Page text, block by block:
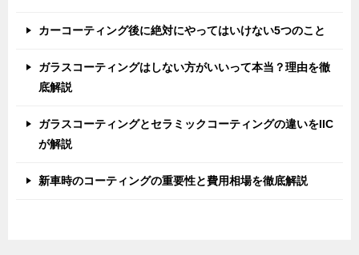
カーコーティング後に絶対にやってはいけない5つのこと
ガラスコーティングはしない方がいいって本当？理由を徹
底解説
ガラスコーティングとセラミックコーティングの違いをIIC
が解説
新車時のコーティングの重要性と費用相場を徹底解説